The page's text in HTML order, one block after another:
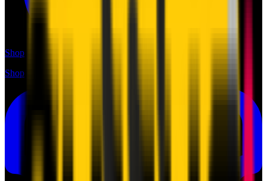
Shop
Shop